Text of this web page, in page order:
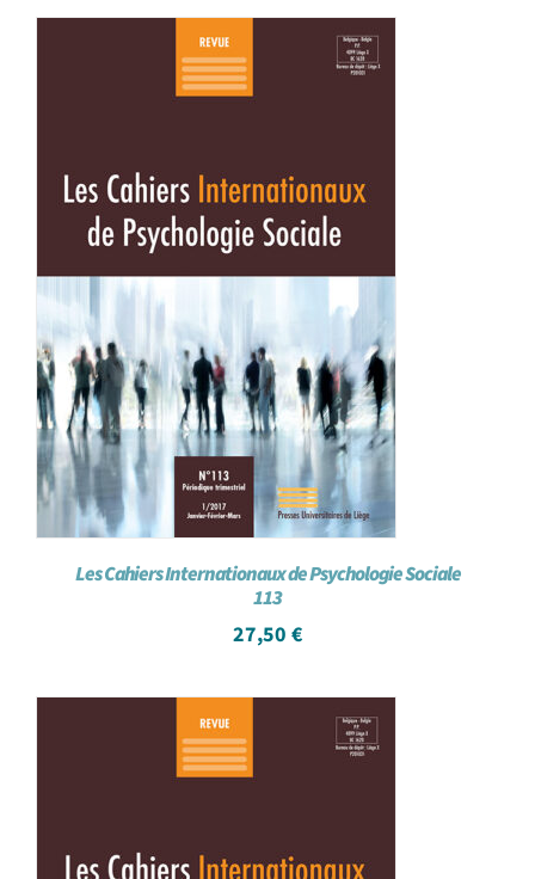
Les Cahiers Internationaux de Psychologie Sociale
113
27,50 €